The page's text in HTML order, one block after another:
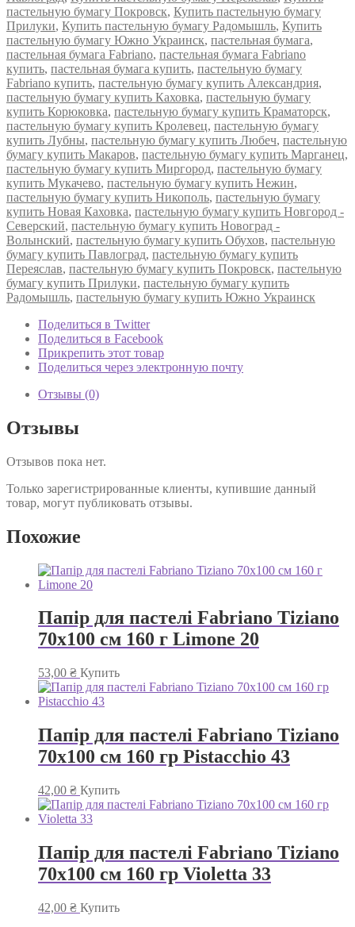
пастельную бумагу Покровск, Купить пастельную бумагу
Прилуки, Купить пастельную бумагу Радомышль, Купить
пастельную бумагу Южно Украинск, пастельная бумага,
пастельная бумага Fabriano, пастельная бумага Fabriano
купить, пастельная бумага купить, пастельную бумагу
Fabriano купить, пастельную бумагу купить Александрия,
пастельную бумагу купить Каховка, пастельную бумагу
купить Корюковка, пастельную бумагу купить Краматорск,
пастельную бумагу купить Кролевец, пастельную бумагу
купить Лубны, пастельную бумагу купить Любеч, пастельную
бумагу купить Макаров, пастельную бумагу купить Марганец,
пастельную бумагу купить Миргород, пастельную бумагу
купить Мукачево, пастельную бумагу купить Нежин,
пастельную бумагу купить Никополь, пастельную бумагу
купить Новая Каховка, пастельную бумагу купить Новгород -
Северский, пастельную бумагу купить Новоград -
Волынский, пастельную бумагу купить Обухов, пастельную
бумагу купить Павлоград, пастельную бумагу купить
Переяслав, пастельную бумагу купить Покровск, пастельную
бумагу купить Прилуки, пастельную бумагу купить
Радомышль, пастельную бумагу купить Южно Украинск
Поделиться в Twitter
Поделиться в Facebook
Прикрепить этот товар
Поделиться через электронную почту
Отзывы (0)
Отзывы
Отзывов пока нет.
Только зарегистрированные клиенты, купившие данный
товар, могут публиковать отзывы.
Похожие
Папір для пастелі Fabriano Tiziano
70х100 см 160 г Limone 20
53,00 ₴ Купить
Папір для пастелі Fabriano Tiziano
70х100 см 160 гр Pistacchio 43
42,00 ₴ Купить
Папір для пастелі Fabriano Tiziano
70х100 см 160 гр Violetta 33
42,00 ₴ Купить